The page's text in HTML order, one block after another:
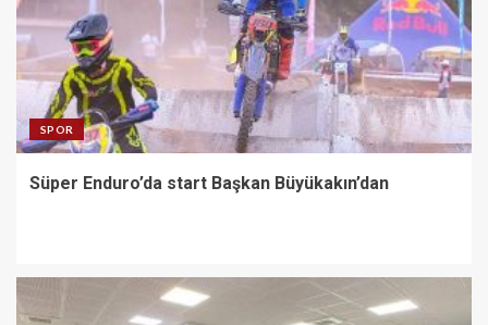
SPOR
Süper Enduro’da start Başkan Büyükakın’dan